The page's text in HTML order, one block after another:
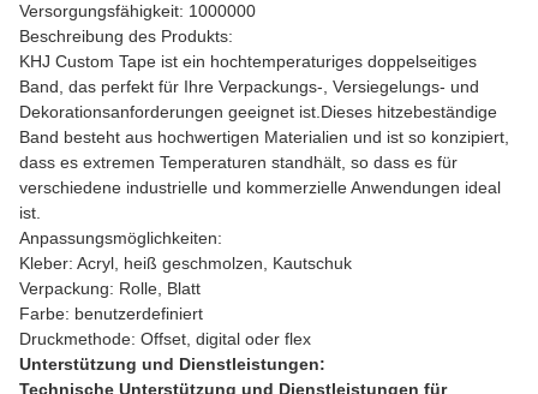
Versorgungsfähigkeit: 1000000
Beschreibung des Produkts:
KHJ Custom Tape ist ein hochtemperaturiges doppelseitiges
Band, das perfekt für Ihre Verpackungs-, Versiegelungs- und
Dekorationsanforderungen geeignet ist.Dieses hitzebeständige
Band besteht aus hochwertigen Materialien und ist so konzipiert,
dass es extremen Temperaturen standhält, so dass es für
verschiedene industrielle und kommerzielle Anwendungen ideal
ist.
Anpassungsmöglichkeiten:
Kleber: Acryl, heiß geschmolzen, Kautschuk
Verpackung: Rolle, Blatt
Farbe: benutzerdefiniert
Druckmethode: Offset, digital oder flex
Unterstützung und Dienstleistungen:
Technische Unterstützung und Dienstleistungen für